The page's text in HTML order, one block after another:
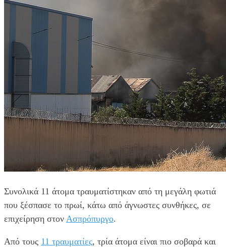
Συνολικά 11 άτομα τραυματίστηκαν από τη μεγάλη φωτιά
που ξέσπασε το πρωί, κάτω από άγνωστες συνθήκες, σε
επιχείρηση στον Ασπρόπυργο.
Από τους 11 τραυματίες, τρία άτομα είναι πιο σοβαρά και